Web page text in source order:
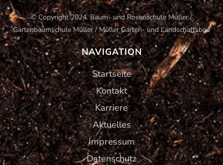
© Copyright 2024. Baum- und Rosenschule Müller /
Gartenbaumschule Müller / Müller Garten- und Landschaftsbau
NAVIGATION
Startseite
Kontakt
Karriere
Aktuelles
Impressum
Datenschutz